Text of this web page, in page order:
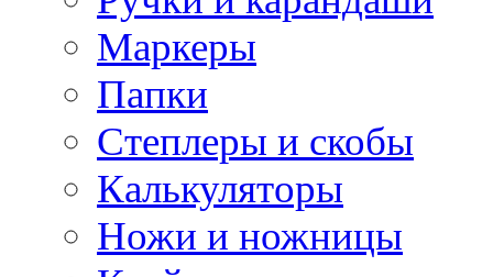
Маркеры
Папки
Степлеры и скобы
Калькуляторы
Ножи и ножницы